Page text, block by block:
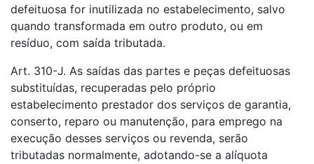
defeituosa for inutilizada no estabelecimento, salvo
quando transformada em outro produto, ou em
resíduo, com saída tributada.
Art. 310-J. As saídas das partes e peças defeituosas
substituídas, recuperadas pelo próprio
estabelecimento prestador dos serviços de garantia,
conserto, reparo ou manutenção, para emprego na
execução desses serviços ou revenda, serão
tributadas normalmente, adotando-se a alíquota